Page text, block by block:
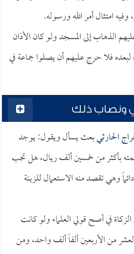
امتثال أمر الله ورسوله.
الذهاب إلى المسجد ولو كان الأذان
فلا حرج عليهم أن يصلوا جماعة في
ونصاب ذلك
الحارثيبعث يسأل ويقول: يوجد
بأكثر من خمسين ألف ريال، هل تجب
دائماً وهي تقصد منه الاستعمال للزينة
في أصح قولي العلماء ولو كانت
من الأربعين ألفاً ألف واحد، ومن